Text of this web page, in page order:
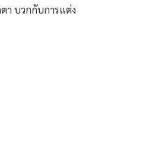
า บวกกับการแต่ง